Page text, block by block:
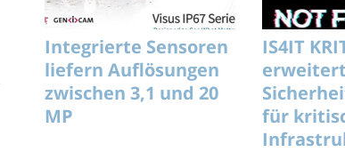
Integrierte Sensoren
liefern Auflösungen
zwischen 3,1 und 20
MP
IS4IT
erweitert
für